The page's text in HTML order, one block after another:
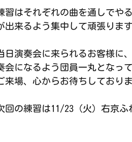
習はそれぞれの曲を通しでや
出来るよう集中して頑張ります
日演奏会に来られるお客様に
会になるよう団員一丸となっ
来場、心からお待ちしておりま
回の練習は11/23（火）右京ふ